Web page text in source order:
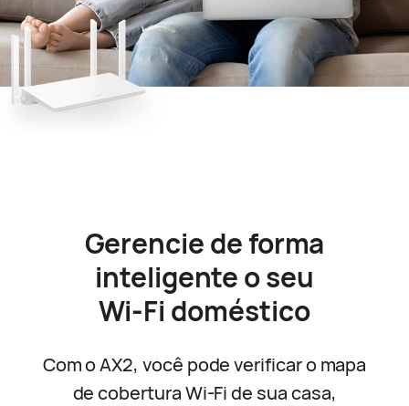
Gerencie de forma
inteligente o seu
Wi-Fi doméstico
Com o AX2, você pode verificar o mapa
de cobertura Wi-Fi de sua casa,